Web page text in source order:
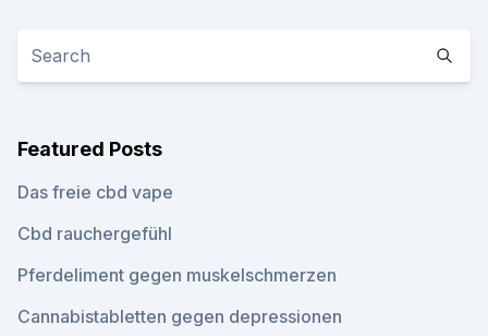
Featured Posts
Das freie cbd vape
Cbd rauchergefühl
Pferdeliment gegen muskelschmerzen
Cannabistabletten gegen depressionen